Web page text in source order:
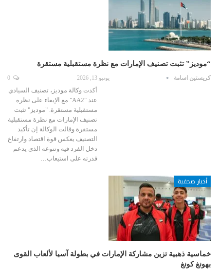
“موديز” تثبت تصنيف الإمارات مع نظرة مستقبلية مستقرة
كريستين اسامة يونيو 13, 2026
أكدت وكالة موديز، تصنيف السيادي
عند "AA2" مع الإبقاء على نظرة
مستقبلية مستقرة. "موديز" تثبت
تصنيف الإمارات مع نظرة مستقبلية
مستقرة وقالت الوكالة إن تأكيد
التصنيف يعكس قوة اقتصاد وارتفاع
دخل الفرد فيه وتنوعه الذي يدعم
قدرته على استيعاب…
أخبار صحفية
خماسية ذهبية تزين مشاركة الإمارات في بطولة آسيا لألعاب القوى
بهونغ كونغ